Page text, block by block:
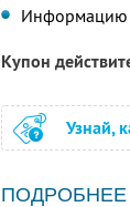
Информацию
Купон
Узнай,